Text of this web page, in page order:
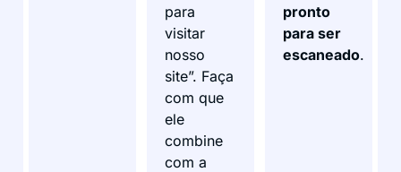
para
visitar
nosso
site”. Faça
com que
ele
combine
com a
pronto
para ser
escaneado.